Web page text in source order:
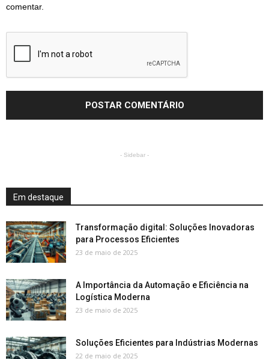
comentar.
- Sidebar -
Em destaque
Transformação digital: Soluções Inovadoras
para Processos Eficientes
23 de maio de 2025
A Importância da Automação e Eficiência na
Logística Moderna
23 de maio de 2025
Soluções Eficientes para Indústrias Modernas
22 de maio de 2025